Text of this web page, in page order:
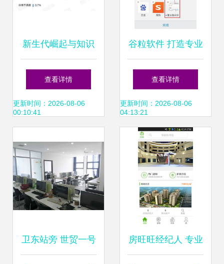
新生代崛起与知识
赋能 解读2023年
房地产经纪行业新
查看详情
更新时间：2026-08-06
00:10:41
谷粒软件 打造专业
高效的房产中介解
决方案
查看详情
更新时间：2026-08-06
04:13:21
卫东站旁 世贸一号 房旺旺经纪人 专业